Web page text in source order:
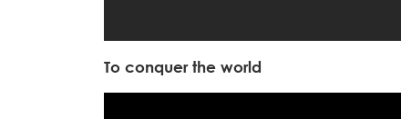
To conquer the world